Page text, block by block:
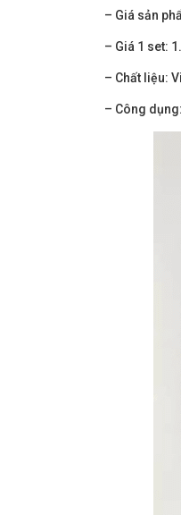
– Giá sản
– Giá 1 set:
– Chất liệu:
– Công